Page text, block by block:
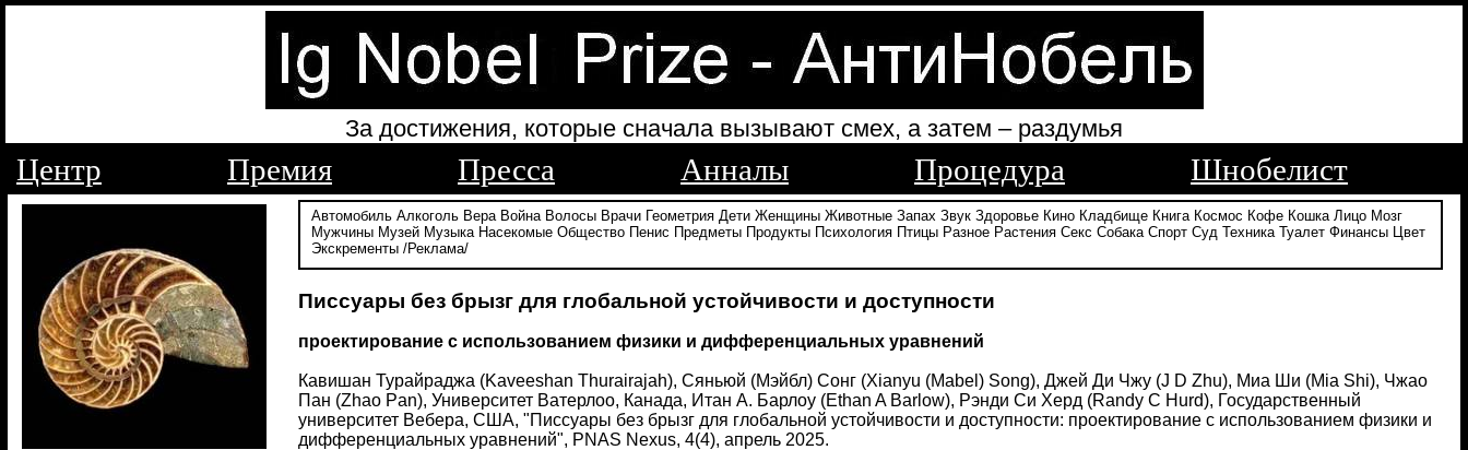
За достижения, которые сначала вызывают смех, а затем – раздумья
Центр Премия Пресса Анналы Процедура Шнобелист
Автомобиль Алкоголь Вера Война Волосы Врачи Геометрия Дети Женщины Животные Запах Звук Здоровье Кино Кладбище Книга Космос Кофе Кошка Лицо Мозг
Мужчины Музей Музыка Насекомые Общество Пенис Предметы Продукты Психология Птицы Разное Растения Секс Собака Спорт Суд Техника Туалет Финансы
Цвет
Экскременты /Реклама/
Писсуары без брызг для глобальной устойчивости и доступности
проектирование с использованием физики и дифференциальных уравнений
Кавишан Турайраджа (Kaveeshan Thurairajah), Сяньюй (Мэйбл) Сонг (Xianyu (Mabel) Song), Джей Ди Чжу (J D Zhu), Миа Ши (Mia Shi), Чжао
Пан (Zhao Pan), Университет Ватерлоо, Канада, Итан А. Барлоу (Ethan A Barlow), Рэнди Си Херд (Randy C Hurd), Государственный
университет Вебера, США, "Писсуары без брызг для глобальной устойчивости и доступности: проектирование с использованием физики и
дифференциальных уравнений", PNAS Nexus, 4(4), апрель 2025.